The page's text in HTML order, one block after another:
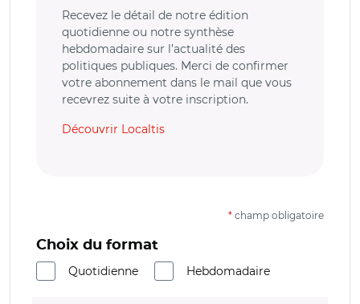
Recevez le détail de notre édition
quotidienne ou notre synthèse
hebdomadaire sur l’actualité des
politiques publiques. Merci de confirmer
votre abonnement dans le mail que vous
recevrez suite à votre inscription.
Découvrir Localtis
* champ obligatoire
Choix du format
Quotidienne
Hebdomadaire